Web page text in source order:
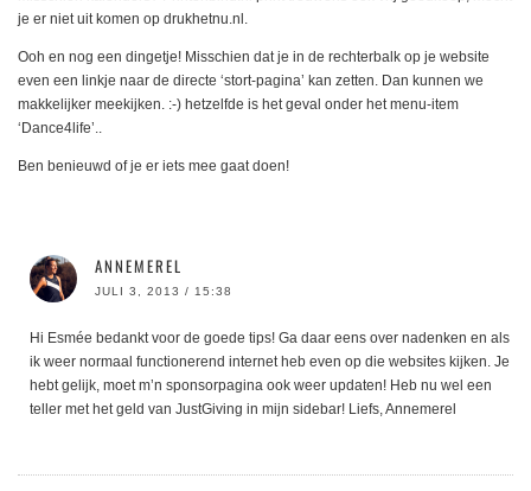
je er niet uit komen op drukhetnu.nl.
Ooh en nog een dingetje! Misschien dat je in de rechterbalk op je website
even een linkje naar de directe ‘stort-pagina’ kan zetten. Dan kunnen we
makkelijker meekijken. :-) hetzelfde is het geval onder het menu-item
‘Dance4life’..
Ben benieuwd of je er iets mee gaat doen!
ANNEMEREL
JULI 3, 2013 / 15:38
Hi Esmée bedankt voor de goede tips! Ga daar eens over nadenken en als
ik weer normaal functionerend internet heb even op die websites kijken. Je
hebt gelijk, moet m’n sponsorpagina ook weer updaten! Heb nu wel een
teller met het geld van JustGiving in mijn sidebar! Liefs, Annemerel